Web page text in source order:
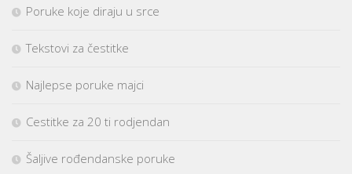
Poruke koje diraju u srce
Tekstovi za čestitke
Najlepse poruke majci
Cestitke za 20 ti rodjendan
Šaljive rođendanske poruke